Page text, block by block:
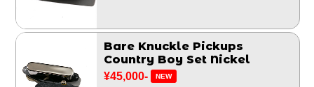
Bare Knuckle Pickups
Country Boy Set Nickel
¥45,000- NEW